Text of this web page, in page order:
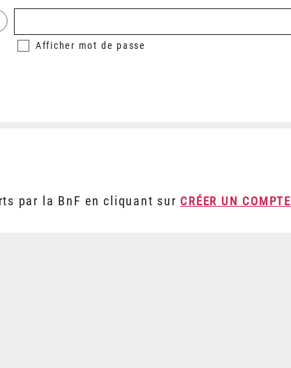
Afficher mot de passe
par la BnF en cliquant sur CRÉER UN COMPTE